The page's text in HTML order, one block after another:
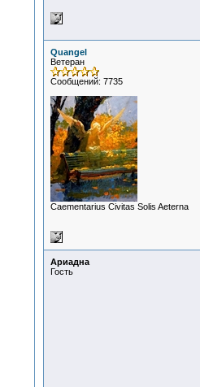
Quangel
Ветеран
Сообщений: 7735
Сaementarius Civitas Solis Aeterna
Ариадна
Гость